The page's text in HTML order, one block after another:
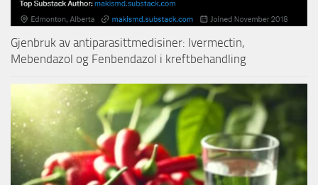
Gjenbruk av antiparasittmedisiner: Ivermectin,
Mebendazol og Fenbendazol i kreftbehandling